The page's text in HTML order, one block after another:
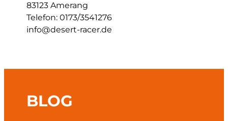
83123 Amerang
Telefon: 0173/3541276
info@desert-racer.de
BLOG